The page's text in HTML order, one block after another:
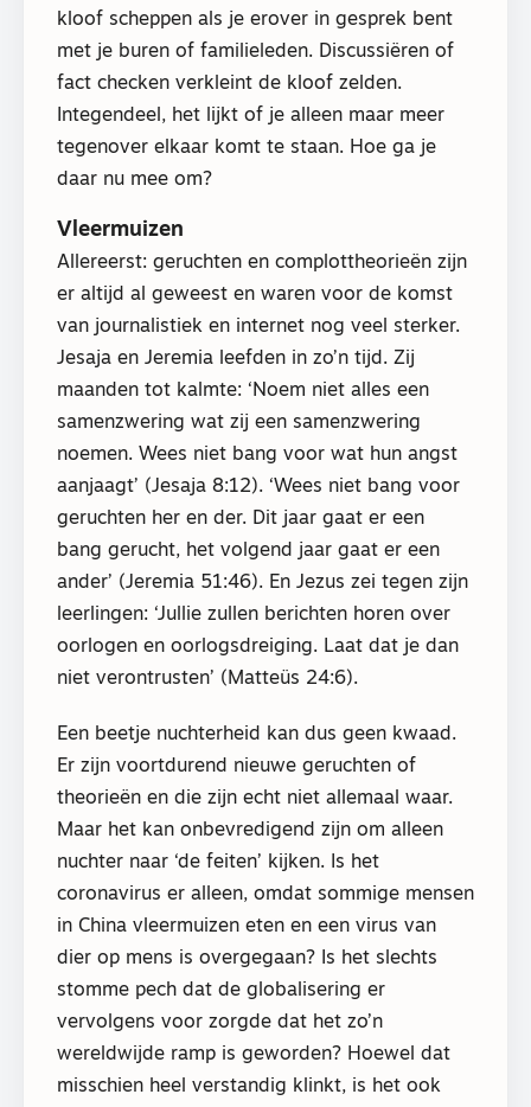
kloof scheppen als je erover in gesprek bent
met je buren of familieleden. Discussiëren of
fact checken verkleint de kloof zelden.
Integendeel, het lijkt of je alleen maar meer
tegenover elkaar komt te staan. Hoe ga je
daar nu mee om?
Vleermuizen
Allereerst: geruchten en complottheorieën zijn
er altijd al geweest en waren voor de komst
van journalistiek en internet nog veel sterker.
Jesaja en Jeremia leefden in zo’n tijd. Zij
maanden tot kalmte: ‘Noem niet alles een
samenzwering wat zij een samenzwering
noemen. Wees niet bang voor wat hun angst
aanjaagt’ (Jesaja 8:12). ‘Wees niet bang voor
geruchten her en der. Dit jaar gaat er een
bang gerucht, het volgend jaar gaat er een
ander’ (Jeremia 51:46). En Jezus zei tegen zijn
leerlingen: ‘Jullie zullen berichten horen over
oorlogen en oorlogsdreiging. Laat dat je dan
niet verontrusten’ (Matteüs 24:6).
Een beetje nuchterheid kan dus geen kwaad.
Er zijn voortdurend nieuwe geruchten of
theorieën en die zijn echt niet allemaal waar.
Maar het kan onbevredigend zijn om alleen
nuchter naar ‘de feiten’ kijken. Is het
coronavirus er alleen, omdat sommige mensen
in China vleermuizen eten en een virus van
dier op mens is overgegaan? Is het slechts
stomme pech dat de globalisering er
vervolgens voor zorgde dat het zo’n
wereldwijde ramp is geworden? Hoewel dat
misschien heel verstandig klinkt, is het ook